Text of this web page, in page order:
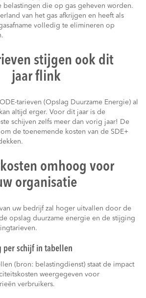
die op gas geheven worden.
van het gas afkrijgen en heeft als
volledig te elimineren op
stijgen ook dit
jaar flink
tarieven (Opslag Duurzame Energie) al
altijd erger. Voor dit jaar is de
schijven zelfs meer dan vorig jaar! De
de toenemende kosten van de SDE+
omhoog voor
organisatie
uw bedrijf zal hoger uitvallen door de
opslag duurzame energie en de stijging
per schijf in tabellen
(bron: belastingdienst) staat de impact
weergegeven voor
verbruikers.